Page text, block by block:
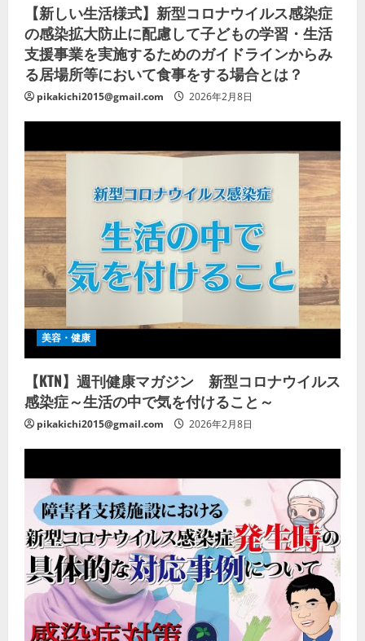
【新しい生活様式】新型コロナウイルス感染症
の感染拡大防止に配慮して子どもの学習・生活
支援事業を実施するためのガイドラインからみ
る居場所等において食事をする場合とは？
pikakichi2015@gmail.com 2026年2月8日
美容・健康
【KTN】週刊健康マガジン 新型コロナウイルス
感染症～生活の中で気を付けること～
pikakichi2015@gmail.com 2026年2月8日